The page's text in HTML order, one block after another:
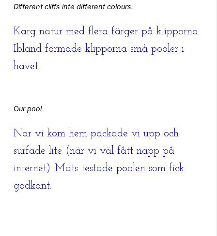
Different cliffs inte different colours.
Karg natur med flera färger på klipporna.
Ibland formade klipporna små pooler i
havet.
Our pool
När vi kom hem packade vi upp och
surfade lite (när vi väl fått napp på
internet). Mats testade poolen som fick
godkänt.